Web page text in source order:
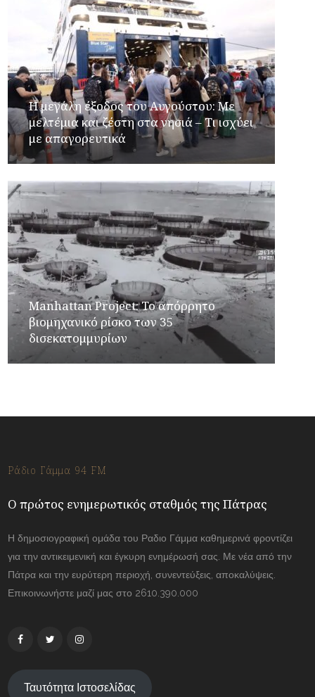
Η μεγάλη έξοδος του Αυγούστου: Με
μελτέμια και ζέστη στα νησιά – Τι ισχύει
με απαγορευτικά
Manhattan Project: Το απόρρητο
βιομηχανικό ρίσκο των 35
δισεκατομμυρίων
Ράδιο Γάμμα 94 FM
Ο πρώτος ενημερωτικός σταθμός της Πάτρας
Η δημοσιογραφική ομάδα του Ραδιο Γάμμα καθημερινά φροντίζει
για την αντικειμενική και έγκυρη ενημέρωσή σας. Με νέα από την
Πάτρα και την ευρύτερη περιοχή, συνεντεύξεις, αποκαλύψεις.
Επικοινωνήστε μαζί μας στο 2610.390.000
Ταυτότητα Ιστοσελίδας